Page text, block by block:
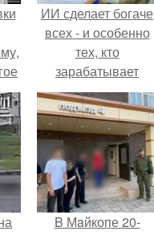
ИИ сделает богаче
всех - и особенно
тех, кто
зарабатывает
меньше всего.
B Мaйкопе 20-